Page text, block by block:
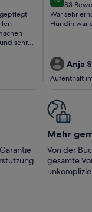
sehr
allein
kurze
auf der
10 von 10
83
(83
War sehr
Hündin war
Anja
Aufenthalt
Mehr
Von der
gesamte